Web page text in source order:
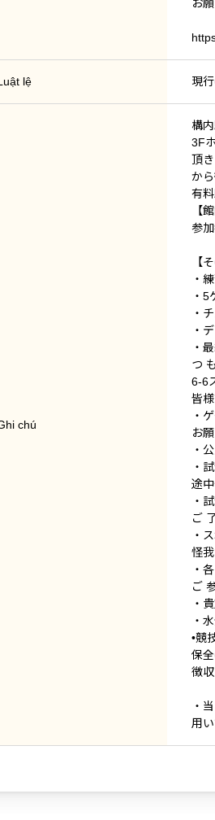
お
lệ 現
chú
構
3F
頂
か
有
【
参
【
・
・5
・
・
・
つ
6-6
皆
・
お
・
・
途
・
ご
・
怪
・
ご
・
・
•競
保
徴収
・
用